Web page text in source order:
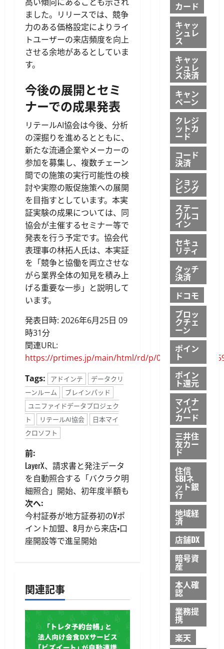
ました。リリースでは、競争
力のある価格設定によりライ
トユーザーの来店頻度を向上
させる余地があるとしていま
す。
今後の展開とセミ
ナーでの成果発表
リテールAI協会は今後、分析
の深掘りを進めるとともに、
新たな流通企業やメーカーの
参加を募集し、複数チェーン
間での施策の実行可能性の検
討や実際の販促施策への展開
を目指すとしています。本実
証実験の成果については、同
協会が主催するセミナー等で
発表を行う予定です。協会代
表理事の林拓人氏は、本実証
を「競争と協働を両立させな
がら業界全体の知見を積み上
げる重要な一歩」と説明して
います。
発表日時: 2026年6月25日 09
時31分
関連URL:
https://prtimes.jp/main/html/rd/p/
Tags:
アドインテ
データクリ
ーンルーム
ブレインパッド
ユニファイドデータプロジェク
ト
リテールAI協会
日本マイ
クロソフト
投
稿
ナ
ビ
ゲ
シ
ョ
前:
LayerX、請求書と発注データ
を自動照合する「バクラク明
細照合」開始、初年度半額も
次へ:
今村証券が地方証券初のVポ
イント加盟、8月から来店・口
座開設等で進呈開始
関連記事
カード
キャッ
シュレ
ス
キャッ
シュレ
ス決済
キャン
ペーン
クレジ
ットカ
ード
コード
決済
ショッ
ピング
ステー
ブルコ
イン
セキュ
リティ
タッチ
決済
ドコモ
ブロッ
クチェ
ーン
ポイン
ト
ポイン
ト還元
マイナ
ンバー
カード
三井住
友カー
ド
住信
SBIネ
ット銀
行
地域経
済
店舗DX
暗号資
産
本人確
認
業務提
携
楽天